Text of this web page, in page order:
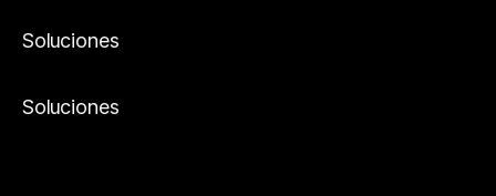
Soluciones
Soluciones